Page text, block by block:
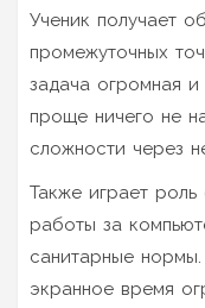
Ученик получает
промежуточных
задача огромная и
проще ничего не
сложности через
Также играет
работы за
санитарные
экранное время